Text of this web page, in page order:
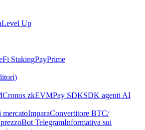
Level Up
StakingPayPrime
Cronos zkEVMPay SDKSDK agenti AI
mercatoImparaConvertitore BTC/
Bot TelegramInformativa sui